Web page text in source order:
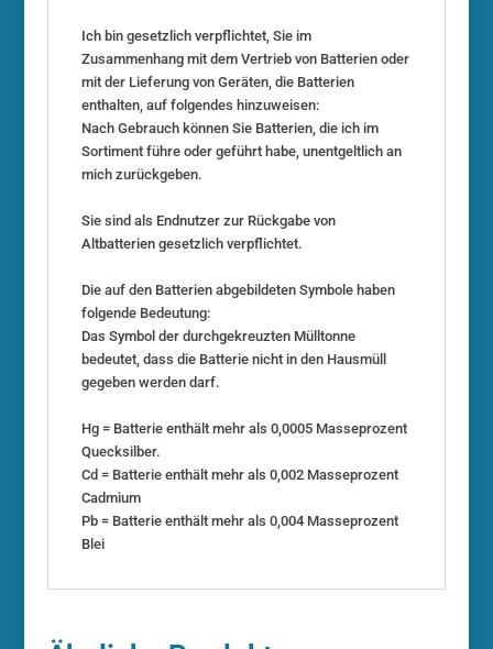
Ich bin gesetzlich verpflichtet, Sie im
Zusammenhang mit dem Vertrieb von Batterien oder
mit der Lieferung von Geräten, die Batterien
enthalten, auf folgendes hinzuweisen:
Nach Gebrauch können Sie Batterien, die ich im
Sortiment führe oder geführt habe, unentgeltlich an
mich zurückgeben.
Sie sind als Endnutzer zur Rückgabe von
Altbatterien gesetzlich verpflichtet.
Die auf den Batterien abgebildeten Symbole haben
folgende Bedeutung:
Das Symbol der durchgekreuzten Mülltonne
bedeutet, dass die Batterie nicht in den Hausmüll
gegeben werden darf.
Hg = Batterie enthält mehr als 0,0005 Masseprozent
Quecksilber.
Cd = Batterie enthält mehr als 0,002 Masseprozent
Cadmium
Pb = Batterie enthält mehr als 0,004 Masseprozent
Blei